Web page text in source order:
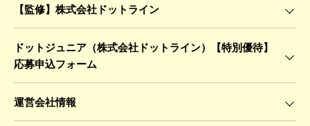
【監修】株式会社ドットライン
ドットジュニア（株式会社ドットライン）【特別優待】
応募申込フォーム
運営会社情報